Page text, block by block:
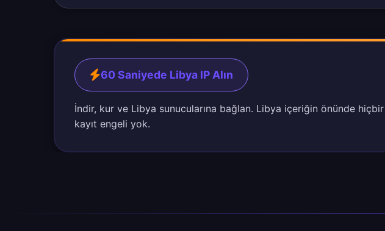
60 Saniyede Libya IP Alın
İndir, kur ve Libya sunucularına bağlan. Libya içeriğin önünde hiçbir
kayıt engeli yok.